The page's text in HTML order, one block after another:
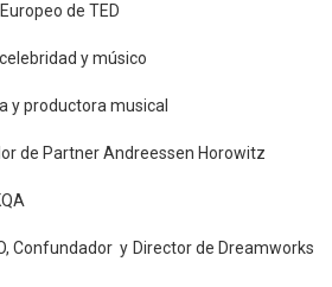
de TED
y músico
y productora musical
de Partner Andreessen Horowitz
Confundador y Director de Dreamworks